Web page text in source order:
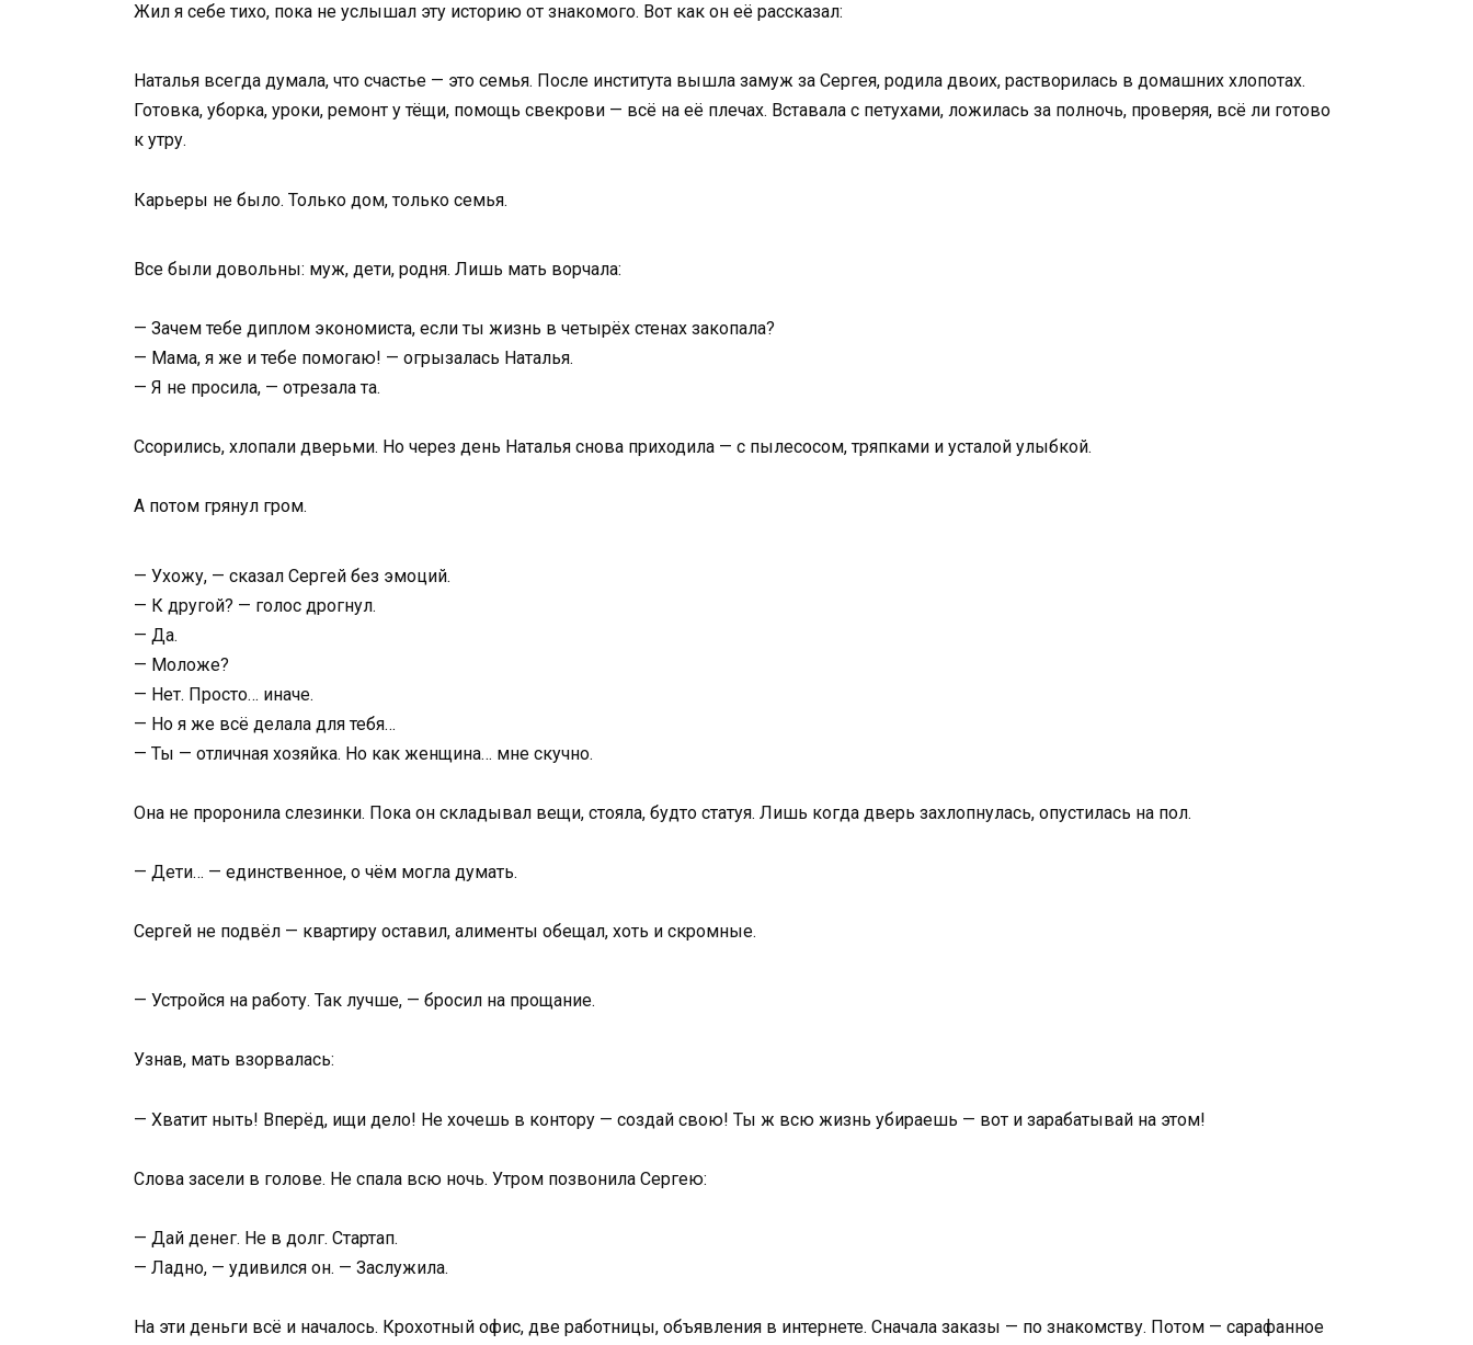
Жил я себе тихо, пока не услышал эту историю от знакомого. Вот как он её рассказал:
Наталья всегда думала, что счастье — это семья. После института вышла замуж за Сергея, родила двоих, растворилась в домашних хлопотах.
Готовка, уборка, уроки, ремонт у тёщи, помощь свекрови — всё на её плечах. Вставала с петухами, ложилась за полночь, проверяя, всё ли готово
к утру.
Карьеры не было. Только дом, только семья.
Все были довольны: муж, дети, родня. Лишь мать ворчала:
— Зачем тебе диплом экономиста, если ты жизнь в четырёх стенах закопала?
— Мама, я же и тебе помогаю! — огрызалась Наталья.
— Я не просила, — отрезала та.
Ссорились, хлопали дверьми. Но через день Наталья снова приходила — с пылесосом, тряпками и усталой улыбкой.
А потом грянул гром.
— Ухожу, — сказал Сергей без эмоций.
— К другой? — голос дрогнул.
— Да.
— Моложе?
— Нет. Просто… иначе.
— Но я же всё делала для тебя…
— Ты — отличная хозяйка. Но как женщина… мне скучно.
Она не проронила слезинки. Пока он складывал вещи, стояла, будто статуя. Лишь когда дверь захлопнулась, опустилась на пол.
— Дети… — единственное, о чём могла думать.
Сергей не подвёл — квартиру оставил, алименты обещал, хоть и скромные.
— Устройся на работу. Так лучше, — бросил на прощание.
Узнав, мать взорвалась:
— Хватит ныть! Вперёд, ищи дело! Не хочешь в контору — создай свою! Ты ж всю жизнь убираешь — вот и зарабатывай на этом!
Слова засели в голове. Не спала всю ночь. Утром позвонила Сергею:
— Дай денег. Не в долг. Стартап.
— Ладно, — удивился он. — Заслужила.
На эти деньги всё и началось. Крохотный офис, две работницы, объявления в интернете. Сначала заказы — по знакомству. Потом — сарафанное